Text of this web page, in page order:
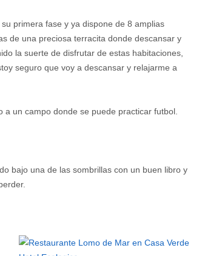
primera fase y ya dispone de 8 amplias
de una preciosa terracita donde descansar y
la suerte de disfrutar de estas habitaciones,
seguro que voy a descansar y relajarme a
un campo donde se puede practicar futbol.
bajo una de las sombrillas con un buen libro y